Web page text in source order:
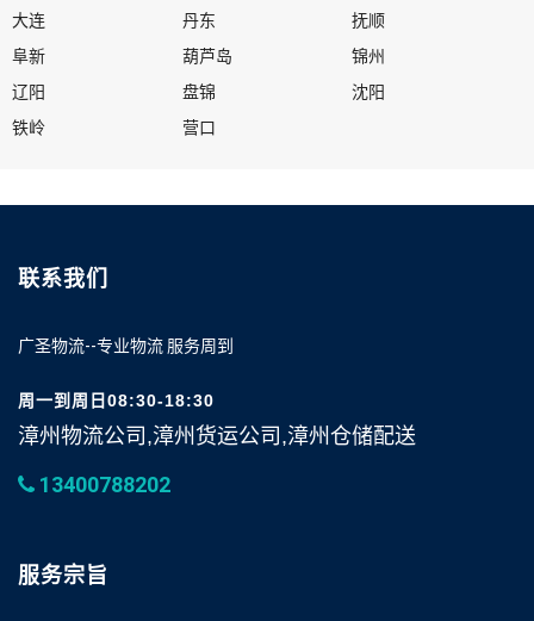
大连
丹东
抚顺
阜新
葫芦岛
锦州
辽阳
盘锦
沈阳
铁岭
营口
联系我们
广圣物流--专业物流 服务周到
周一到周日08:30-18:30
漳州物流公司,漳州货运公司,漳州仓储配送
13400788202
服务宗旨